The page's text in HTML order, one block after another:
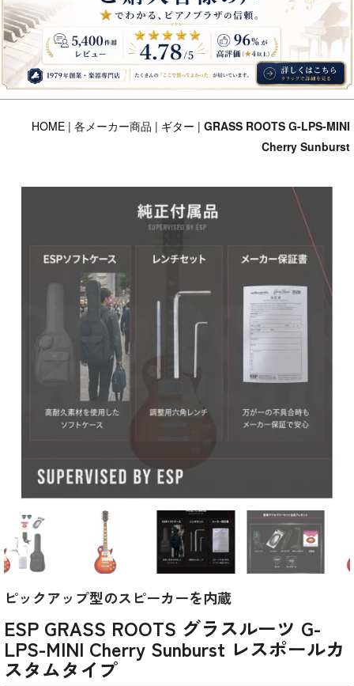
HOME | 各メーカー商品 | ギター | GRASS ROOTS G-LPS-MINI
Cherry Sunburst
ピックアップ型のスピーカーを内蔵
ESP GRASS ROOTS グラスルーツ G-
LPS-MINI Cherry Sunburst レスポールカ
スタムタイプ